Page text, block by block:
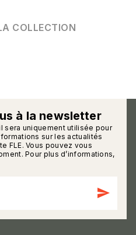
COLLECTION
à la newsletter
sera uniquement utilisée pour
sur les actualités
FLE. Vous pouvez vous
Pour plus d’informations,
send